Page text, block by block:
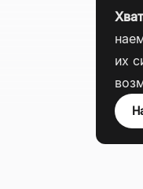
их